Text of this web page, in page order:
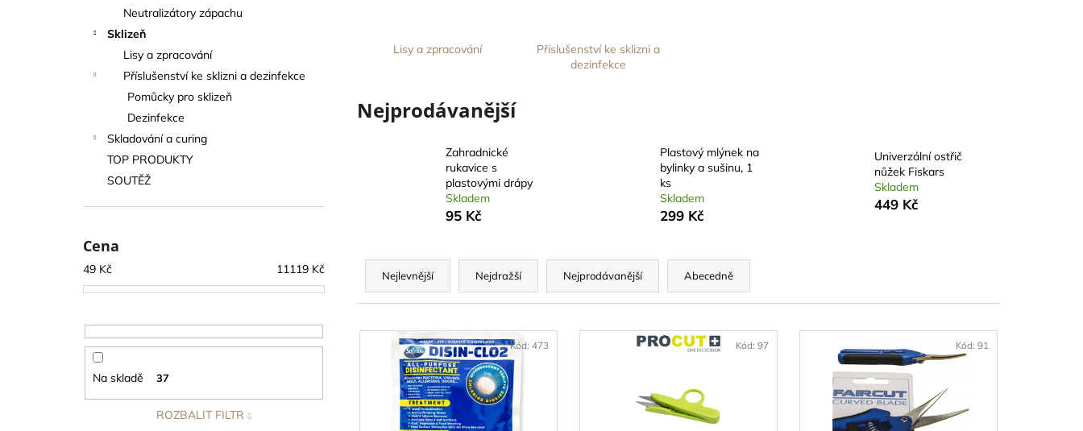
Neutralizátory zápachu
Sklizeň
Lisy a zpracování
Příslušenství ke sklizni a dezinfekce
Pomůcky pro sklizeň
Dezinfekce
Skladování a curing
TOP PRODUKTY
SOUTĚŽ
Cena
49 Kč 11119 Kč
Na skladě 37
ROZBALIT FILTR
Lisy a zpracování
Příslušenství ke sklizni a
dezinfekce
Nejprodávanější
Zahradnické
rukavice s
plastovými drápy
Skladem
95 Kč
Plastový mlýnek na
bylinky a sušinu, 1
ks
Skladem
299 Kč
Univerzální ostřič
nůžek Fiskars
Skladem
449 Kč
Ř
z
Nejlevnější Nejdražší Nejprodávanější Abecedně
V
Kód:473 Kód: 97 Kód: 91
SUŠÍCÍ SÍŤ SUŠINKA - ČERNÁ
OVÁLNÁ S ORANŽOVÝM ZIPEM, 6
SUŠÍCÍ SÍŤ FAIRNET ZIP - SE ZIPEM
BOVEDA 62% SÁČEK 8G, 1KS -
BALENO SAMOSTATNĚ